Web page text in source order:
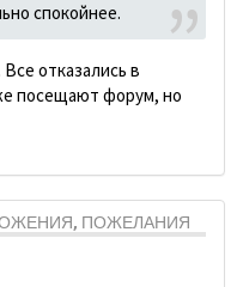
спокойнее.
отказались в
посещают форум, но
ПОЖЕЛАНИЯ